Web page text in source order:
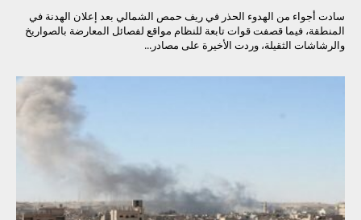
سادت أجواء من الهدوء الحذر في ريف حمص الشمالي بعد إعلان الهدنة في
المنطقة، فيما قصفت قوات تابعة للنظام مواقع لفصائل المعارضة بالصواريخ
والرشاشات الثقيلة، وردت الأخيرة على مصادر...